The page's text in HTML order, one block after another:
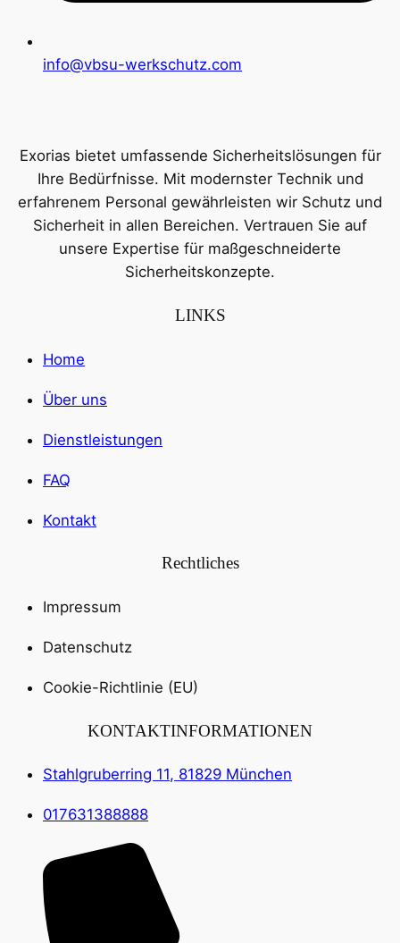
info@vbsu-werkschutz.com
Exorias bietet umfassende Sicherheitslösungen für
Ihre Bedürfnisse. Mit modernster Technik und
erfahrenem Personal gewährleisten wir Schutz und
Sicherheit in allen Bereichen. Vertrauen Sie auf
unsere Expertise für maßgeschneiderte
Sicherheitskonzepte.
LINKS
Home
Über uns
Dienstleistungen
FAQ
Kontakt
Rechtliches
Impressum
Datenschutz
Cookie-Richtlinie (EU)
KONTAKTINFORMATIONEN
Stahlgruberring 11, 81829 München
017631388888